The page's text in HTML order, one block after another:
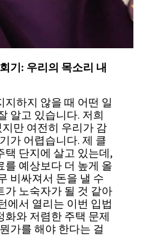
기: 우리의 목소리 내
하지 않을 때 어떤 일
알고 있습니다. 저희
만 여전히 우리가 감
가 어렵습니다. 제 클
택 단지에 살고 있는데,
를 예상보다 더 높게 올
비싸져서 돈을 낼 수
가 노숙자가 될 것 같아
에서 열리는 이번 입법
화와 저렴한 주택 문제
가를 해야 한다는 걸